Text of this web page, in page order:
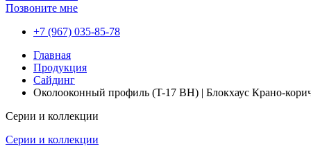
Позвоните мне
+7 (967) 035-85-78
Главная
Продукция
Сайдинг
Околооконный профиль (T-17 BH) | Блокхаус Крано-
Серии и коллекции
Серии и коллекции